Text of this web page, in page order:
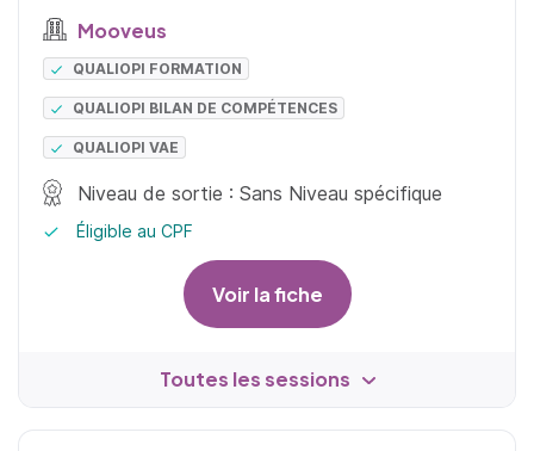
Mooveus
QUALIOPI FORMATION
QUALIOPI BILAN DE COMPÉTENCES
QUALIOPI VAE
Niveau de sortie : Sans Niveau spécifique
Éligible au CPF
Voir la fiche
Toutes les sessions